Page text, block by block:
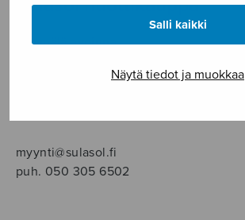
Salli kaikki
Näytä tiedot ja muokkaa
Myymälä avoinna
myynti@sulasol.fi
puh. 050 305 6502